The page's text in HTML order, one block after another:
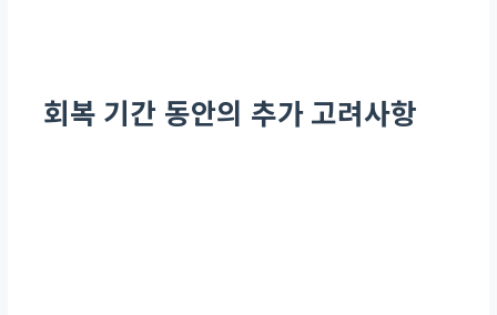
회복 기간 동안의 추가 고려사항